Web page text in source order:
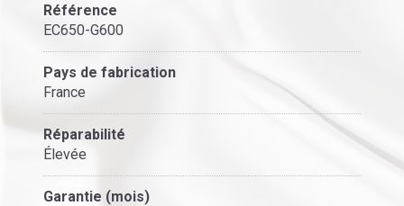
Référence
EC650-G600
Pays de fabrication
France
Réparabilité
Élevée
Garantie (mois)